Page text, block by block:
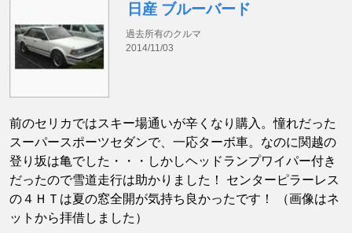
日産 ブルーバード
過去所有のクルマ
2014/11/03
前のセリカではスキー場通いが辛くなり購入。憧れだった
スーパースポーツセダンで、一応ターボ車。なのに関越の
登り坂は亀でした・・・しかしヘッドランプワイパー付き
だったので雪道走行は助かりました！ センターピラーレス
の４ＨＴは夏の窓全開が気持ち良かったです！ （画像はネ
ットから拝借しました）